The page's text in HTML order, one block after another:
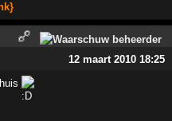
12 maart 2010 18:25